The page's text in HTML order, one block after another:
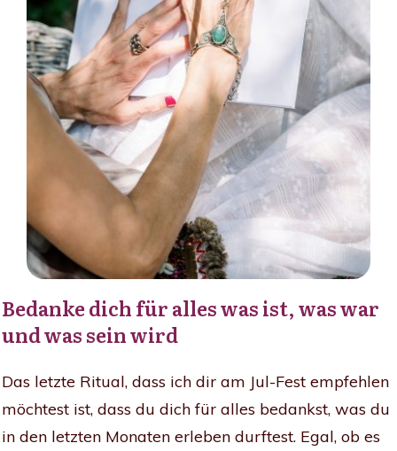
Bedanke dich für alles was ist, was war
und was sein wird
Das letzte Ritual, dass ich dir am Jul-Fest empfehlen
möchtest ist, dass du dich für alles bedankst, was du
in den letzten Monaten erleben durftest. Egal, ob es